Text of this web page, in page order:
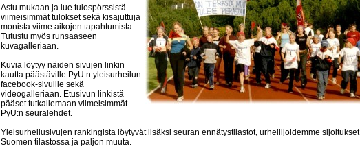
Astu mukaan ja lue tulospörssistä
viimeisimmät tulokset sekä kisajuttuja
monista viime aikojen tapahtumista.
Tutustu myös runsaaseen
kuvagalleriaan.
Kuvia löytyy näiden sivujen linkin
kautta päästäville PyU:n yleisurheilun
facebook-sivuille sekä
videogalleriaan. Etusivun linkistä
pääset tutkailemaan viimeisimmät
PyU:n seuralehdet.
Yleisurheilusivujen rankingista löytyvät lisäksi seuran ennätystilastot, urheilijoidemme sijoitukset
Suomen tilastossa ja paljon muuta.